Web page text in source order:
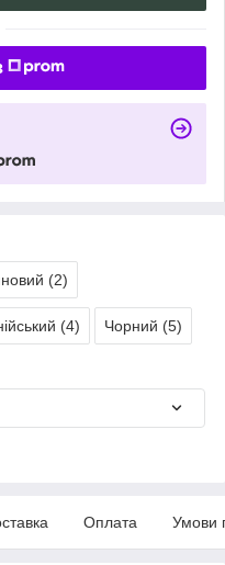
(2)
(4) Чорний (5)
Оплата Умови